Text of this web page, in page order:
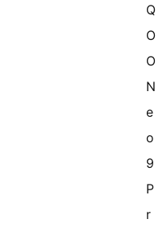
Q
O
O
N
e
o
9
P
r